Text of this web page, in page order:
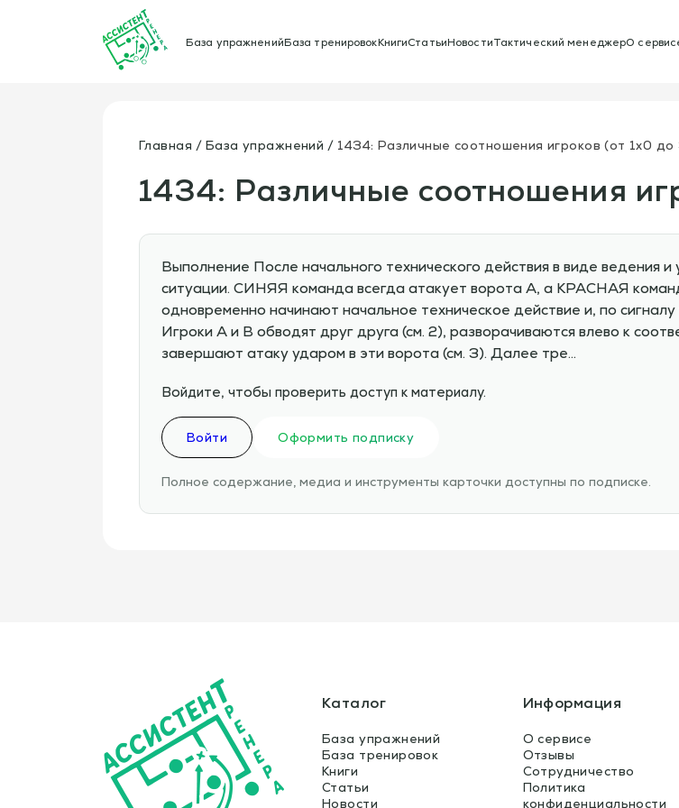
База упражненийБаза тренировокКнигиСтатьиНовостиТактический менеджерО
Главная База упражнений 1434: Различные соотношения игроков (от 1х0 до
1434: Различные соотношения
Выполнение После начального технического действия в виде ведения
ситуации. СИНЯЯ команда всегда атакует ворота A, а КРАСНАЯ
одновременно начинают начальное техническое действие и, по
Игроки A и B обводят друг друга (см. 2), разворачиваются влево к
завершают атаку ударом в эти ворота (см. 3). Далее тре…
Войдите, чтобы проверить доступ к материалу.
Войти Оформить подписку
Полное содержание, медиа и инструменты карточки доступны по подписке.
Каталог
База упражнений
База тренировок
Книги
Статьи
Новости
Информация
О сервисе
Отзывы
Сотрудничество
Политика
конфиденциальности